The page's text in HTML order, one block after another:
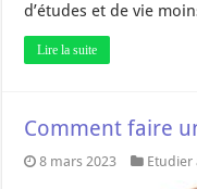
d’études et de vie
Lire la suite
Comment faire
8 mars 2023 Etudier